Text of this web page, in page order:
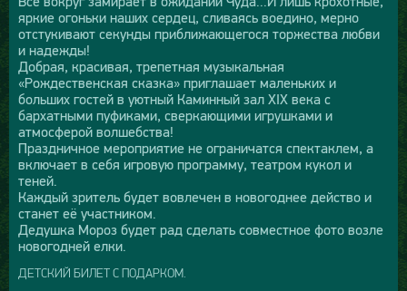
яркие огоньки наших сердец, сливаясь воедино, мерно
отстукивают секунды приближающегося торжества любви
и надежды!
Добрая, красивая, трепетная музыкальная
«Рождественская сказка» приглашает маленьких и
больших гостей в уютный Каминный зал XIX века с
бархатными пуфиками, сверкающими игрушками и
атмосферой волшебства!
Праздничное мероприятие не ограничатся спектаклем, а
включает в себя игровую программу, театром кукол и
теней.
Каждый зритель будет вовлечен в новогоднее действо и
станет её участником.
Дедушка Мороз будет рад сделать совместное фото возле
новогодней елки.
ДЕТСКИЙ БИЛЕТ С ПОДАРКОМ.